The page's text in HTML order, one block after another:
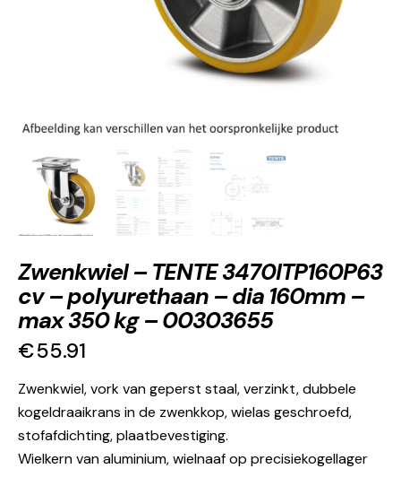
Zwenkwiel – TENTE 3470ITP160P63
cv – polyurethaan – dia 160mm –
max 350 kg – 00303655
€55.91
Zwenkwiel, vork van geperst staal, verzinkt, dubbele
kogeldraaikrans in de zwenkkop, wielas geschroefd,
stofafdichting, plaatbevestiging.
Wielkern van aluminium, wielnaaf op precisiekogellager